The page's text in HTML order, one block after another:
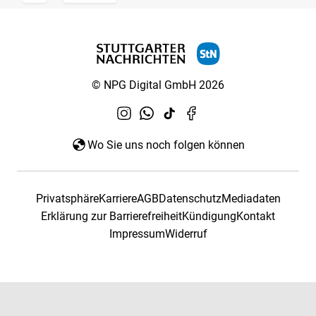
© NPG Digital GmbH 2026
Wo Sie uns noch folgen können
PrivatsphäreKarriereAGBDatenschutzMediadaten
Erklärung zur BarrierefreiheitKündigungKontakt
ImpressumWiderruf